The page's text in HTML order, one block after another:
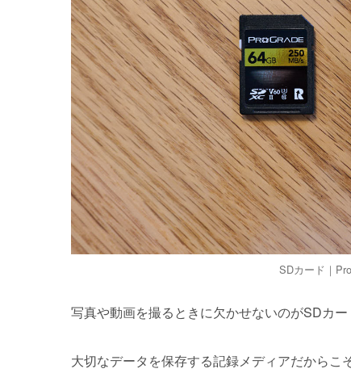
SDカード｜
写真や動画を撮るときに欠かせないのがSDカー
大切なデータを保存する記録メディアだからこ